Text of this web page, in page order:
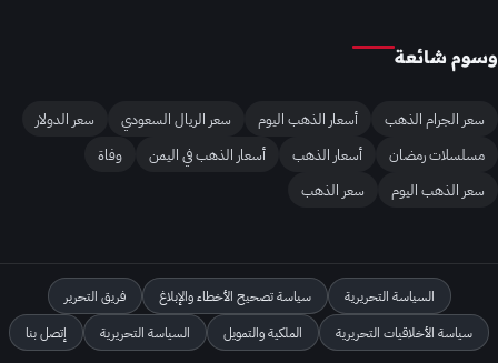
وسوم شائعة
سعر الجرام الذهب أسعار الذهب اليوم سعر الريال السعودي
سعر الدولار
مسلسلات رمضان
أسعار الذهب أسعار الذهب في اليمن
وفاة
سعر الذهب اليوم
سعر الذهب
السياسة التحريرية سياسة تصحيح الأخطاء والإبلاغ
فريق التحرير
سياسة الأخلاقيات التحريرية
الملكية والتمويل السياسة التحريرية إتصل بنا